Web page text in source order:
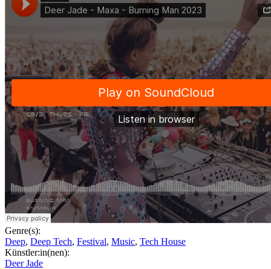
Genre(s):
Deep, Deep Tech, Festival, Music, Tech House
Künstler:in(nen):
Deer Jade